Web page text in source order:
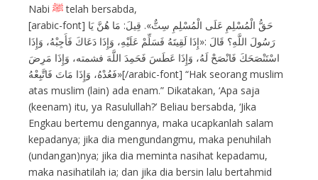
Nabi ﷺtelah bersabda,
[arabic-font] حَقُّ الْمُسْلِمِ عَلَى الْمُسْلِمِ سِتٌّ». قِيلَ: مَا هُنَّ يَا
رَسُولَ اللَّهِ؟ قَالَ :«إِذَا لَقِيتَهُ فَسَلِّمْ عَلَيْهِ، وَإِذَا دَعَاكَ فَأَجِبْهُ، وَإِذَا
اسْتَنْصَحَكَ فَانْصَحْ لَهُ، وَإِذَا عَطَسَ فَحَمِدَ اللَّهَ فشمته، وَإِذَا مَرِضَ
فَعُدْهُ، وَإِذَا مَاتَ فَاتَّبِعْهُ»[/arabic-font] “Hak seorang muslim
atas muslim (lain) ada enam.” Dikatakan, ‘Apa saja
(keenam) itu, ya Rasulullah?’ Beliau bersabda, ‘Jika
Engkau bertemu dengannya, maka ucapkanlah salam
kepadanya; jika dia mengundangmu, maka penuhilah
(undangan)nya; jika dia meminta nasihat kepadamu,
maka nasihatilah ia; dan jika dia bersin lalu bertahmid